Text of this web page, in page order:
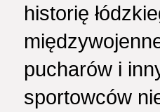
historię
pucharów i
sportowców